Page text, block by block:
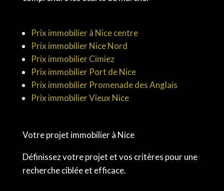
Prix immobilier à Nice centre
Prix immobilier Nice Nord
Prix immobilier Cimiez
Prix immobilier Port de Nice
Prix immobilier Promenade des Anglais
Prix immobilier Vieux Nice
Votre projet immobilier à Nice
Définissez votre projet et vos critères pour une
recherche ciblée et efficace.